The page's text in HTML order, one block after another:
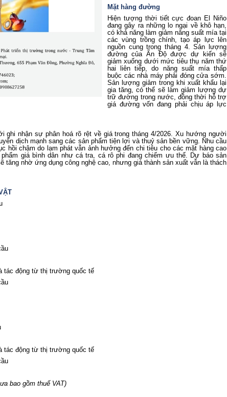
Mặt hàng đường
Hiện tượng thời tiết cực đoan El Niño
đang gây ra những lo ngại về khô hạn,
có khả năng làm giảm năng suất mía tại
các vùng trồng chính, tạo áp lực lên
nguồn cung trong tháng 4. Sản lượng
đường của Ấn Độ được dự kiến sẽ
giảm xuống dưới mức tiêu thụ năm thứ
hai liên tiếp, do năng suất mía thấp
buộc các nhà máy phải đóng cửa sớm.
Sản lượng giảm trong khi xuất khẩu lại
gia tăng, có thể sẽ làm giảm lượng dự
trữ đường trong nước, đồng thời hỗ trợ
giá đường vốn đang phải chịu áp lực
ghi nhận sự phân hoá rõ rệt về giá trong tháng 4/2026. Xu hướng người
dịch mạnh sang các sản phẩm tiện lợi và thuỷ sản bền vững. Nhu cầu
hồi chậm do lạm phát vẫn ảnh hưởng đến chi tiêu cho các mặt hàng cao
giá bình dân như cá tra, cá rô phi đang chiếm ưu thế. Dự báo sản
tăng nhờ ứng dụng công nghệ cao, nhưng giá thành sản xuất vẫn là thách
tác động từ thị trường quốc tế
tác động từ thị trường quốc tế
bao gồm thuế VAT)